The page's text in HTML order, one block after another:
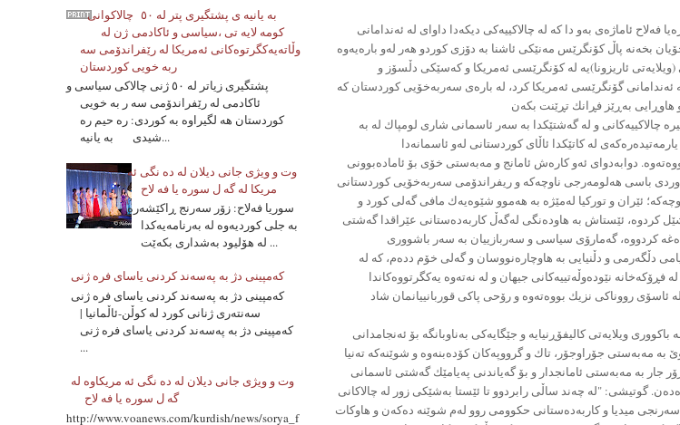
فەلاح ئاماژەی بەو دا كە لە چالاكییەكی دیكەدا داوای لە ئەندامانی
بخەنه پاڵ كۆنگرێس مەنێكی ئاشنا بە دۆزی كوردو هەر لەو بارەیەوە
ئاريزونا)یە له كۆنگرێسی ئەمريكا و كەسێكی دڵسۆز و
ئەندامانی گۆنگرێسی ئەمریكا كرد، لە بارەی سەربەخۆیی كوردستان كە
چالاكییەكانی و لە گەشتێكدا به سەر ئاسمانى شارى لومپاك له به
یارمەتیدەرەكەی لە كاتێكدا ئاڵای كوردستانی لەو ئاسمانەدا
دوابەدوای ئەو كارەش ئامانج و مەبەستی خۆی بۆ ئامادەبوونی
باسی هەلومەرجی ناوچەكە و ریفراندۆمی سەربەخۆیی كوردستانی
ئێران و توركيا لەمێژه بە هەموو شێوەیەك مافی گەلی كورد و
كردوە، ئێستاش به هاودەنگى لەگەڵ كاربەدەستانى عێراقدا گەشتی
كردووە، گەمارۆی سیاسی و سەربازییان بە سەر باشووری
دڵگەرمی و دڵنیایی بە هاوچارەنووسان و گەلی خۆم ددەم، كە لە
فڕۆكەخانە نێودەوڵەتییەكانی جیهان و لە نەتەوە یەكگرتووەكاندا
رووناكی نزیك بووەتەوە و رۆحی پاكی قوربانییانمان شاد
ويلايەتى كاليفۆڕنيایە و جێگايەكى بەناوبانگە بۆ ئەنجامدانی
بە مەبەستی جۆراوجۆر، تاك و گرووپەكان كۆدەبنەوە و شوێنەكە تەنیا
جار بە مەبەستی ئامانجدار و بۆ گەیاندنی پەیامێك گەشتی ئاسمانی
گوتیشی: "له چەند ساڵى رابردوو تا ئێستا بەشێكى زور له چالاكانى
ميديا و كاربەدەستانى حكوومى روو لەم شوێنە دەكەن و هاوكات
به یانیه ی پشتگیری پتر له ٥٠ چالاکوانى
کومه لایه تی ،سیاسی و ئاکادمی ژن له
وڵاتەیەکگرتوەکانی ئەمریکا له رێفراندۆمی سه
ربه خویی کوردستان
پشتگیری زیاتر له ٥٠ ژنی چالاکی سیاسی و
ئاکادمی له رێفراندۆمی سه ر به خویی
کوردستان هه لگیراوه به کوردی: ره حیم ره
شیدی به یانیه...
وت و ویژی جانی دیلان له ده نگی ئه
مریکا له گه ل سوره یا فه لاح
سوریا فه‌لاح: زۆر سه‌رنج ڕاکێشه‌ره‌
به‌ جلی کوردیه‌وه‌ له‌ به‌رنامه‌یه‌کدا
له‌ هۆلیود به‌شداری بکه‌ێت ...
که‌مپینی دژ به‌ په‌سه‌ند کردنی یاسای فره‌ ژنی
که‌مپینی دژ به‌ په‌سه‌ند کردنی یاسای فره‌ ژنی
سه‌نته‌ری ژنانی کورد له‌ کوڵن-ئاڵمانیا |
که‌مپینی دژ به‌ په‌سه‌ند کردنی یاسای فره‌ ژنی
...
وت و ویژی جانی دیلان له ده نگی ئه مریکاوه له
گه ل سوره یا فه لاح
http://www.voanews.com/kurdish/news/sorya_f